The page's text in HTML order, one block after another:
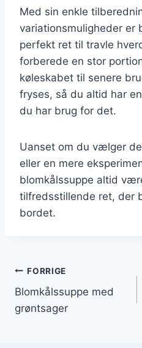
Med sin enkle
variationsmuligheder er
perfekt ret til travle
forberede en stor
køleskabet til senere
fryses, så du altid har
du har brug for det.
Uanset om du vælger
eller en mere
blomkålssuppe altid
tilfredsstillende ret, der
bordet.
FORRIGE
Blomkålssuppe med
grøntsager